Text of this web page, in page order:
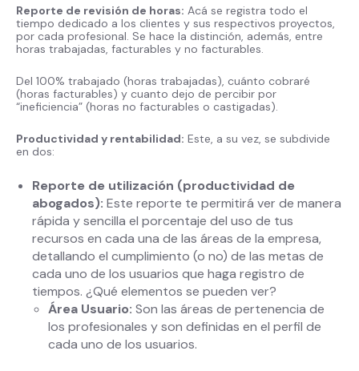
Reporte de revisión de horas: Acá se registra todo el
tiempo dedicado a los clientes y sus respectivos proyectos,
por cada profesional. Se hace la distinción, además, entre
horas trabajadas, facturables y no facturables.
Del 100% trabajado (horas trabajadas), cuánto cobraré
(horas facturables) y cuanto dejo de percibir por
“ineficiencia” (horas no facturables o castigadas).
Productividad y rentabilidad: Este, a su vez, se subdivide
en dos:
Reporte de utilización (productividad de
abogados): Este reporte te permitirá ver de manera
rápida y sencilla el porcentaje del uso de tus
recursos en cada una de las áreas de la empresa,
detallando el cumplimiento (o no) de las metas de
cada uno de los usuarios que haga registro de
tiempos. ¿Qué elementos se pueden ver?
Área Usuario: Son las áreas de pertenencia de
los profesionales y son definidas en el perfil de
cada uno de los usuarios.